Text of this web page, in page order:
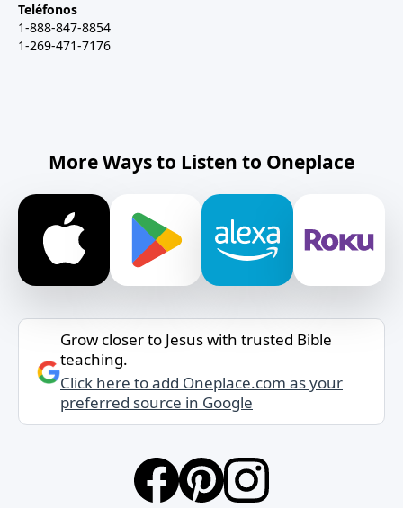
Teléfonos
1-888-847-8854
1-269-471-7176
More Ways to Listen to Oneplace
Grow closer to Jesus with trusted Bible
teaching.
Click here to add Oneplace.com as your
preferred source in Google